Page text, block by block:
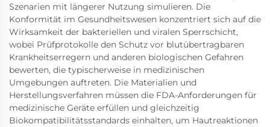
Szenarien mit längerer Nutzung simulieren. Die
Konformität im Gesundheitswesen konzentriert sich auf die
Wirksamkeit der bakteriellen und viralen Sperrschicht,
wobei Prüfprotokolle den Schutz vor blutübertragbaren
Krankheitserregern und anderen biologischen Gefahren
bewerten, die typischerweise in medizinischen
Umgebungen auftreten. Die Materialien und
Herstellungsverfahren müssen die FDA-Anforderungen für
medizinische Geräte erfüllen und gleichzeitig
Biokompatibilitätsstandards einhalten, um Hautreaktionen